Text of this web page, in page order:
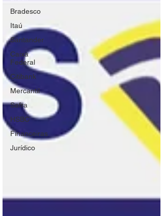
Bradesco
Itaú
Santander
Caixa
Federal
Citibank
Mercantil
Safra
HSBC
Financeiras
Jurídico